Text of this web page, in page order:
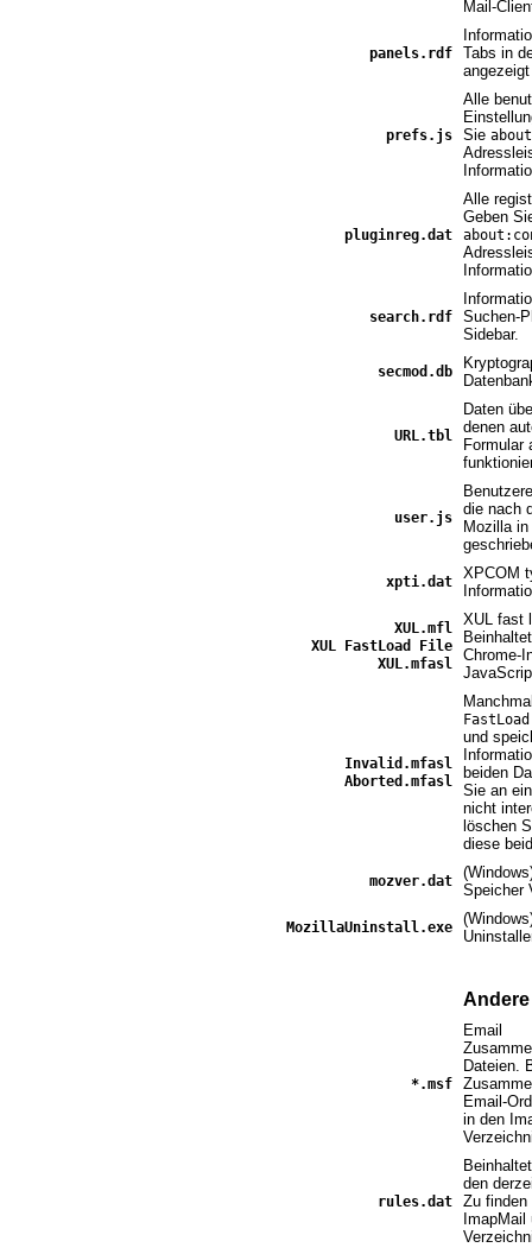
Mail-
panels.rdf
Tabs in
prefs.js
Alle
Sie
pluginreg.dat
Alle
Geben
search.rdf
Suchen-
Sidebar.
secmod.db
URL.tbl
Daten
denen
Formular
user.js
die nach
Mozilla
xpti.dat
XPCOM
XUL.mfl
XUL FastLoad File
XUL.mfasl
XUL fast
Chrome-
Invalid.mfasl
Aborted.mfasl
und
beiden
Sie an
nicht
löschen
diese
mozver.dat
Speicher
MozillaUninstall.exe
*.msf
Email
Dateien.
Email-
in den
rules.dat
den
Zu finden